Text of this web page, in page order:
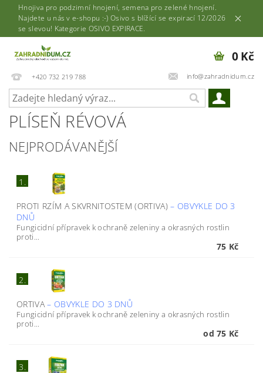
Hnojiva pro podzimní hnojení, semena pro zelené hnojení.
Najdete u nás v e-shopu :-) Osivo s blížící se expirací 12/2026
se slevou! Kategorie OSIVO EXPIRACE.
+420 732 219 788 info@zahradnidum.cz
0 Kč
PLÍSEŇ RÉVOVÁ
NEJPRODÁVANĚJŠÍ
1.
PROTI RZÍM A SKVRNITOSTEM (ORTIVA)– OBVYKLE DO 3
DNŮ
Fungicidní přípravek k ochraně zeleniny a okrasných rostlin
proti...
75 Kč
2.
ORTIVA– OBVYKLE DO 3 DNŮ
Fungicidní přípravek k ochraně zeleniny a okrasných rostlin
proti...
od 75 Kč
3.